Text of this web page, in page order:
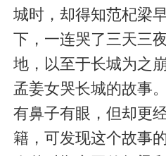
城时，却得知范杞梁
下，一连哭了三天三
地，以至于长城为之
孟姜女哭长城的故事
有鼻子有眼，但却更
籍，可发现这个故事